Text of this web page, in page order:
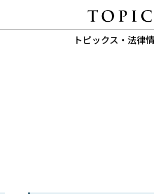
トピックス・法律